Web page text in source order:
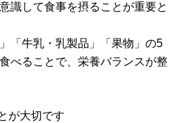
識して食事を摂ることが重要と
「牛乳・乳製品」「果物」の5
べることで、栄養バランスが整
が大切です